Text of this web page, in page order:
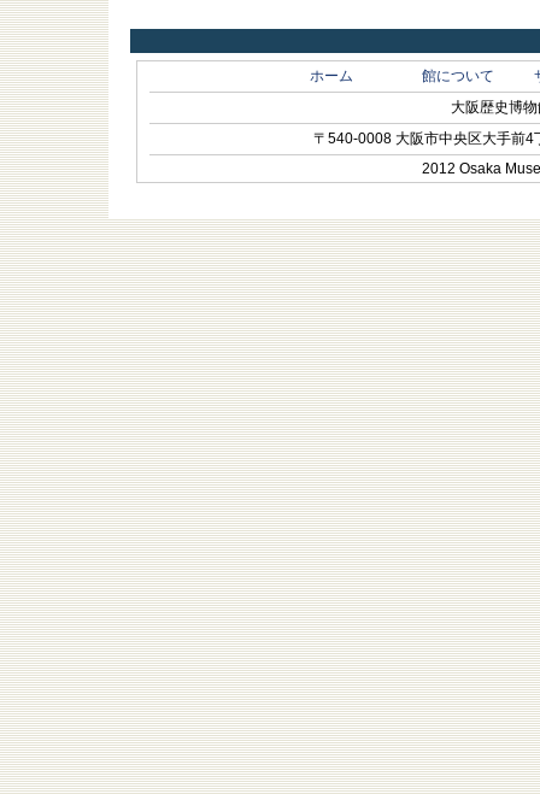
ホーム 館について
大阪歴史博
〒540-0008 大阪市中央区大手
2012 Osaka